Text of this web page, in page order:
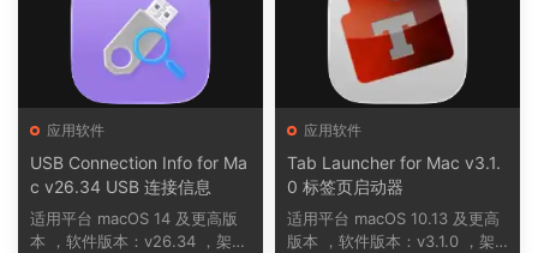
应用软件
USB Connection Info for Ma
c v26.34 USB 连接信息
适用平台 macOS 14 及更高版
本 ，软件版本：v26.34 ，架
应用软件
Tab Launcher for Mac v3.1.
0 标签页启动器
适用平台 macOS 10.13 及更高
版本 ，软件版本：v3.1.0 ，架